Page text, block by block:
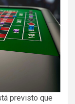
previsto que